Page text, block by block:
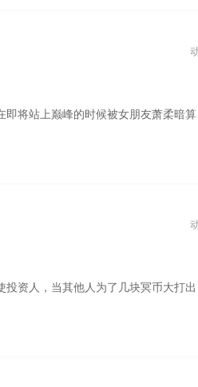
付出代价，他散尽家财，在游戏充值通道关闭之前氪金十亿，提前清空各种物资，激活SSS级隐藏职业，将自己打造成最强玩家。末世再次降临后，别人还在艰巨求生，陈晗却直接化身西格玛男人，拳打绿茶脚踢恶霸，成为末世之王。
厚的纸，长最高的坟头草。。别人还在规则中苦苦探索生路，陈木却倒反天罡化身规则制定者。各路诡异强者匍匐在他脚下，人类终将站在诡异末世的巅峰。